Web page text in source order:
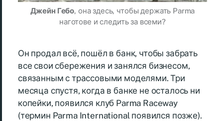
Джейн Гебо, она здесь, чтобы держать Parma
наготове и следить за всеми?
Он продал всё, пошёл в банк, чтобы забрать
все свои сбережения и занялся бизнесом,
связанным с трассовыми моделями. Три
месяца спустя, когда в банке не осталось ни
копейки, появился клуб Parma Raceway
(термин Parma International появился позже).